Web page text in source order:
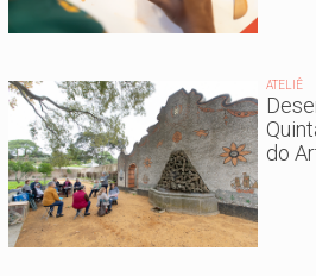
ATELIÊ
do